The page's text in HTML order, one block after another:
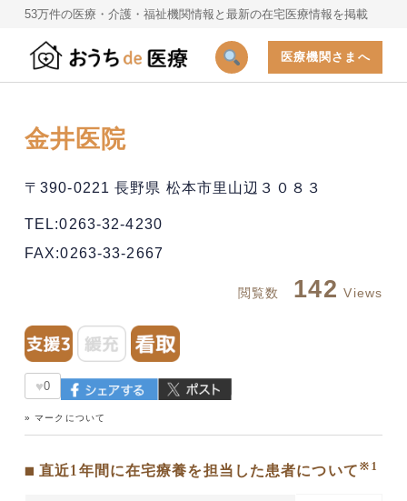
53万件の医療・介護・福祉機関情報と最新の在宅医療情報を掲載
医療機関さまへ
金井医院
〒390-0221 長野県 松本市里山辺３０８３
TEL:0263-32-4230
FAX:0263-33-2667
閲覧数 142 Views
♥0
» マークについて
■ 直近1年間に在宅療養を担当した患者について※1